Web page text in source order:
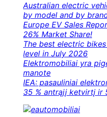
Australian electric
by model and by
Europe EV Sales
26% Market Share!
The best electric
level in July 2026
Elektromobiliai yra
manote
IEA: pasauliniai
35 % antrąjį ketvirtį ir